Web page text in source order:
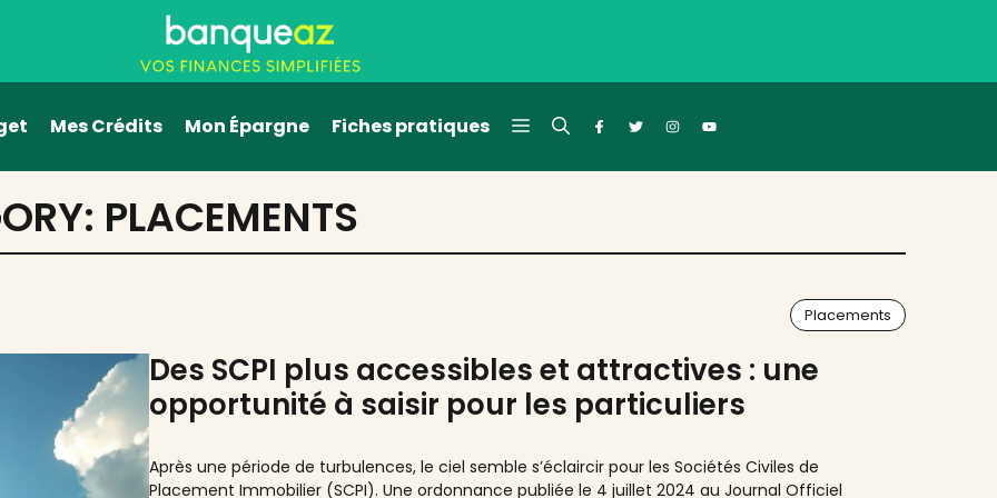
Mes Crédits Mon Épargne Fiches pratiques
PLACEMENTS
Placements
Des SCPI plus accessibles et attractives : une
opportunité à saisir pour les particuliers
Après une période de turbulences, le ciel semble s’éclaircir pour les Sociétés Civiles de
Placement Immobilier (SCPI). Une ordonnance publiée le 4 juillet 2024 au Journal Officiel